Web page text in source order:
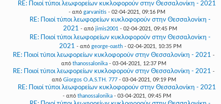
RE: Ποιοί τύποι λεωφορείων κυκλοφορούν στην Θεσσαλονίκη - 2021
- από garvanitis - 02-04-2021, 09:16 PM
RE: Ποιοί τύποι λεωφορείων κυκλοφορούν στην Θεσσαλονίκη -
2021 - από jimis2001 - 02-04-2021, 09:45 PM
RE: Ποιοί τύποι λεωφορείων κυκλοφορούν στην Θεσσαλονίκη -
2021 - από george-oasth- 02-04-2021, 10:35 PM
RE: Ποιοί τύποι λεωφορείων κυκλοφορούν στην Θεσσαλονίκη - 2021 -
από thanossalonika - 03-04-2021, 12:37 PM
RE: Ποιοί τύποι λεωφορείων κυκλοφορούν στην Θεσσαλονίκη - 2021 -
από Giorgos O.A.S.TH. 777- 03-04-2021, 09:19 PM
RE: Ποιοί τύποι λεωφορείων κυκλοφορούν στην Θεσσαλονίκη - 2021
- από thanossalonika - 03-04-2021, 09:45 PM